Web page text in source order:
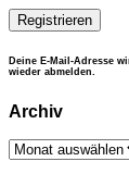
Deine E-Mail-Adresse
wieder abmelden.
Archiv
Archiv